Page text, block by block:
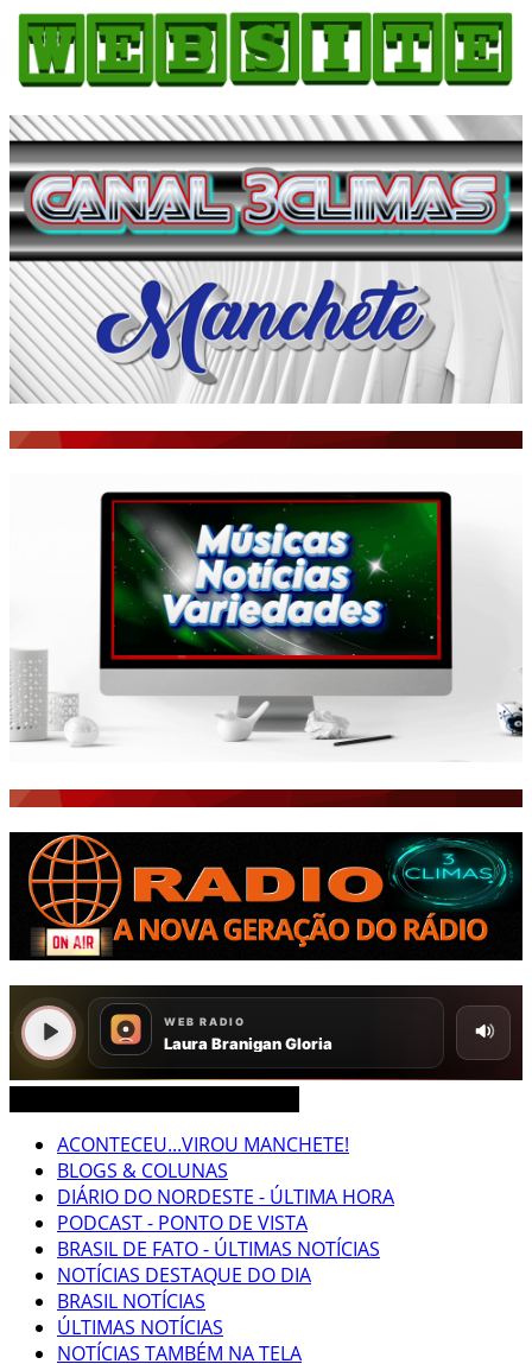
ACONTECEU...VIROU MANCHETE!
BLOGS & COLUNAS
DIÁRIO DO NORDESTE - ÚLTIMA HORA
PODCAST - PONTO DE VISTA
BRASIL DE FATO - ÚLTIMAS NOTÍCIAS
NOTÍCIAS DESTAQUE DO DIA
BRASIL NOTÍCIAS
ÚLTIMAS NOTÍCIAS
NOTÍCIAS TAMBÉM NA TELA